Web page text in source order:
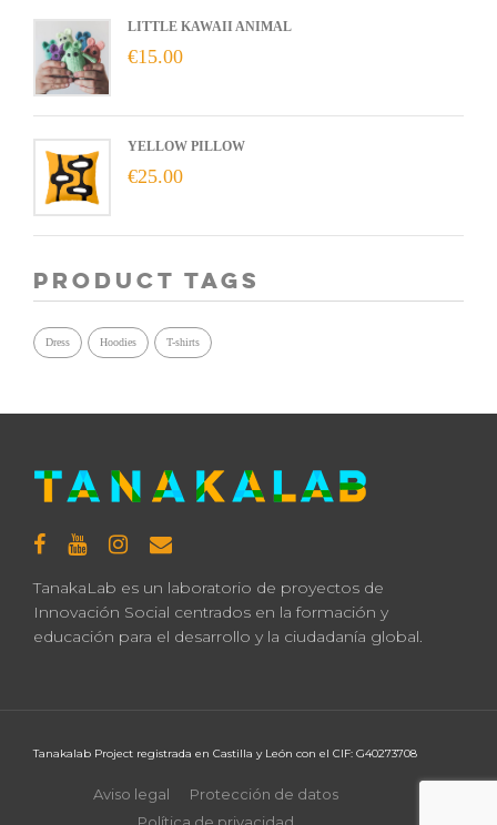
de 5
LITTLE KAWAII ANIMAL
€15.00
YELLOW PILLOW
€25.00
Product Tags
Dress Hoodies T-shirts
TanakaLab es un laboratorio de proyectos de
Innovación Social centrados en la formación y
educación para el desarrollo y la ciudadanía global.
Tanakalab Project registrada en Castilla y León con el CIF: G40273708
Aviso legal
Protección de datos